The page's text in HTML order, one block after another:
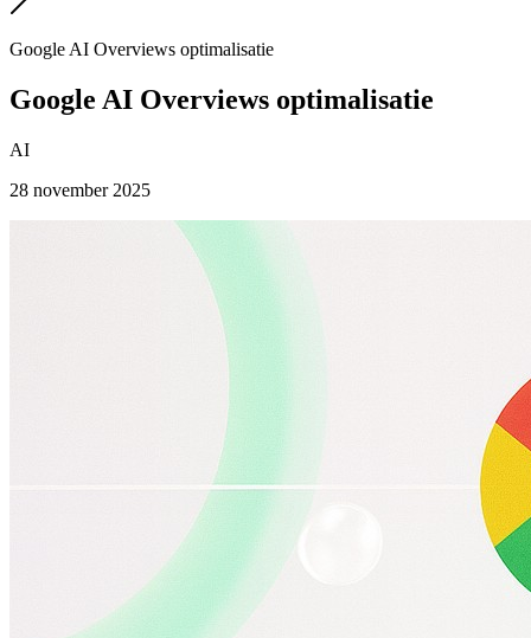
Google AI Overviews optimalisatie
Google AI Overviews optimalisatie
AI
28 november 2025